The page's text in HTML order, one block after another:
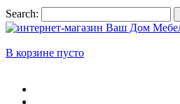
Search:
В корзине пусто